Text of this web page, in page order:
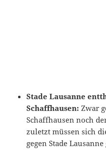
Stade Lausanne
Schaffhausen: Zwar
Schaffhausen noch
zuletzt müssen sich
gegen Stade